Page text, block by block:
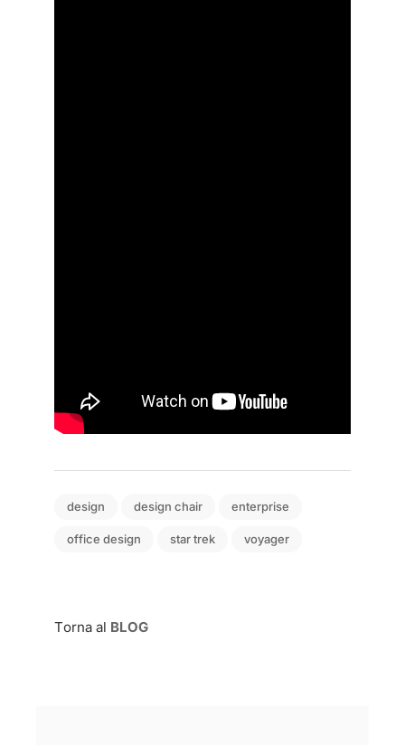
design design chair enterprise
office design star trek voyager
Torna al BLOG